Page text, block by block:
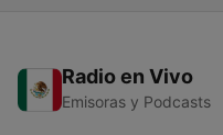
Radio en Vivo
Emisoras y Podcasts